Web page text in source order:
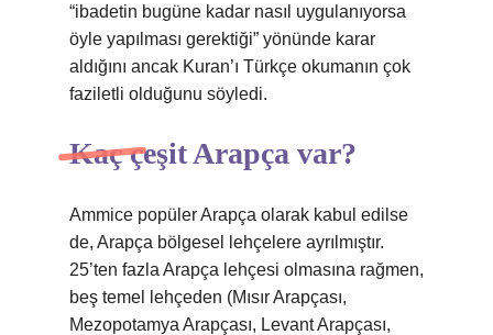
“ibadetin bugüne kadar nasıl uygulanıyorsa
öyle yapılması gerektiği” yönünde karar
aldığını ancak Kuran’ı Türkçe okumanın çok
faziletli olduğunu söyledi.
Kaç çeşit Arapça var?
Ammice popüler Arapça olarak kabul edilse
de, Arapça bölgesel lehçelere ayrılmıştır.
25’ten fazla Arapça lehçesi olmasına rağmen,
beş temel lehçeden (Mısır Arapçası,
Mezopotamya Arapçası, Levant Arapçası,